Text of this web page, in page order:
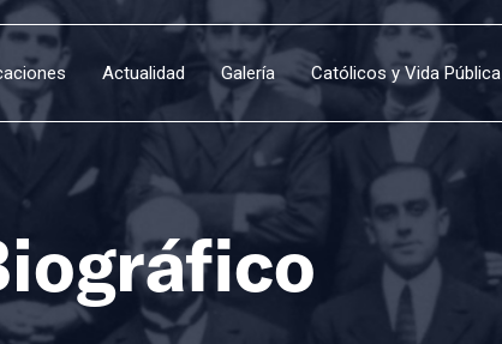
Actualidad Galería Católicos y Vida Pública